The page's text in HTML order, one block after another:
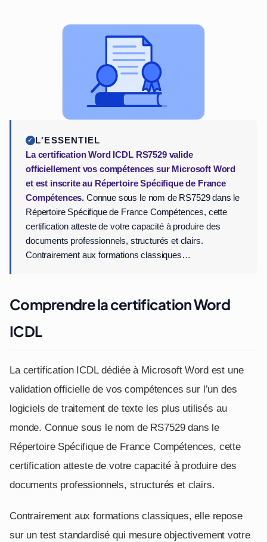
L'ESSENTIEL
La certification Word ICDL RS7529 valide
officiellement vos compétences sur Microsoft Word
et est inscrite au Répertoire Spécifique de France
Compétences. Connue sous le nom de RS7529 dans le
Répertoire Spécifique de France Compétences, cette
certification atteste de votre capacité à produire des
documents professionnels, structurés et clairs.
Contrairement aux formations classiques…
Comprendre la certification Word
ICDL
La certification ICDL dédiée à Microsoft Word est une
validation officielle de vos compétences sur l’un des
logiciels de traitement de texte les plus utilisés au
monde. Connue sous le nom de RS7529 dans le
Répertoire Spécifique de France Compétences, cette
certification atteste de votre capacité à produire des
documents professionnels, structurés et clairs.
Contrairement aux formations classiques, elle repose
sur un test standardisé qui mesure objectivement votre